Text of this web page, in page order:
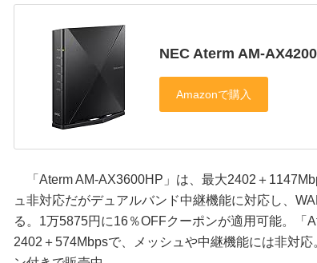
NEC Aterm AM-
「Aterm AM-AX3600HP」は、最大2402＋
ュ非対応だがデュアルバンド中継機能に対応し、
る。1万5875円に16％OFFクーポンが適用可能。「
2402＋574Mbpsで、メッシュや中継機能には非対